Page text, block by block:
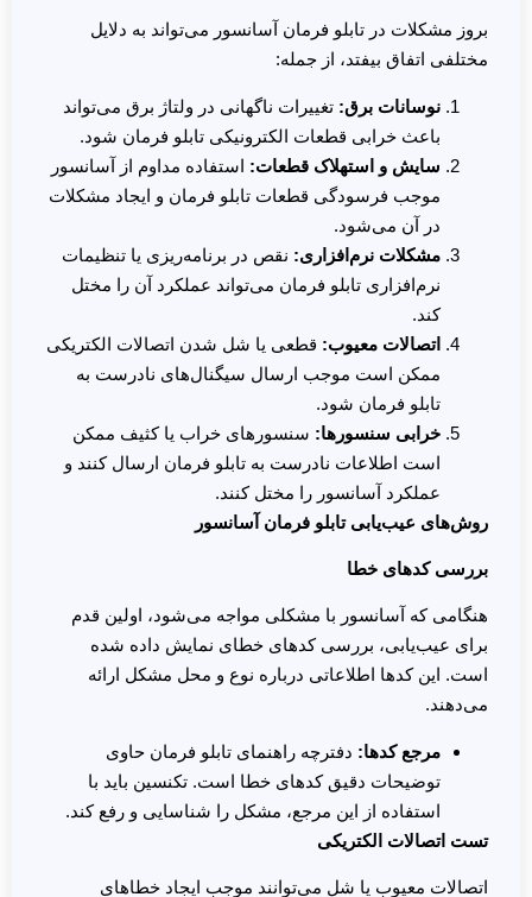
بروز مشکلات در تابلو فرمان آسانسور می‌تواند به دلایل
مختلفی اتفاق بیفتد، از جمله:
نوسانات برق: تغییرات ناگهانی در ولتاژ برق می‌تواند
باعث خرابی قطعات الکترونیکی تابلو فرمان شود.
سایش و استهلاک قطعات: استفاده مداوم از آسانسور
موجب فرسودگی قطعات تابلو فرمان و ایجاد مشکلات
در آن می‌شود.
مشکلات نرم‌افزاری: نقص در برنامه‌ریزی یا تنظیمات
نرم‌افزاری تابلو فرمان می‌تواند عملکرد آن را مختل
کند.
اتصالات معیوب: قطعی یا شل شدن اتصالات الکتریکی
ممکن است موجب ارسال سیگنال‌های نادرست به
تابلو فرمان شود.
خرابی سنسورها: سنسورهای خراب یا کثیف ممکن
است اطلاعات نادرست به تابلو فرمان ارسال کنند و
عملکرد آسانسور را مختل کنند.
روش‌های عیب‌یابی تابلو فرمان آسانسور
بررسی کدهای خطا
هنگامی که آسانسور با مشکلی مواجه می‌شود، اولین قدم
برای عیب‌یابی، بررسی کدهای خطای نمایش داده شده
است. این کدها اطلاعاتی درباره نوع و محل مشکل ارائه
می‌دهند.
مرجع کدها: دفترچه راهنمای تابلو فرمان حاوی
توضیحات دقیق کدهای خطا است. تکنسین باید با
استفاده از این مرجع، مشکل را شناسایی و رفع کند.
تست اتصالات الکتریکی
اتصالات معیوب یا شل می‌توانند موجب ایجاد خطاهای